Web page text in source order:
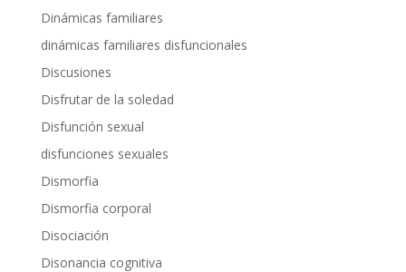
Dinámicas familiares
dinámicas familiares disfuncionales
Discusiones
Disfrutar de la soledad
Disfunción sexual
disfunciones sexuales
Dismorfia
Dismorfia corporal
Disociación
Disonancia cognitiva